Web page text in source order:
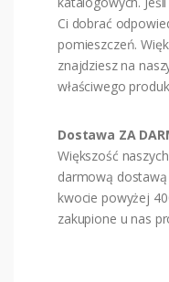
Ci dobrać
pomieszczeń.
znajdziesz na
właściwego
Dostawa ZA
Większość
darmową
kwocie powyżej
zakupione u nas